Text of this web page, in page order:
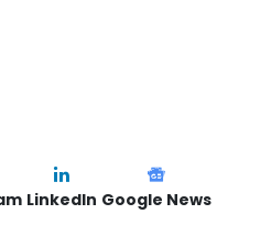
LinkedIn Google News